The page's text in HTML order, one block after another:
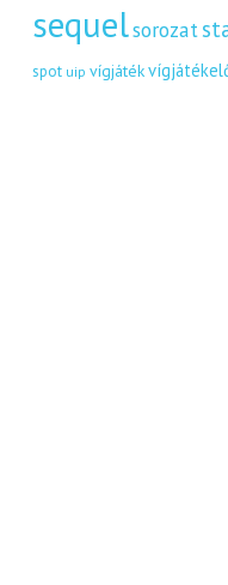
sequelsorozat
spot uip vígjáték